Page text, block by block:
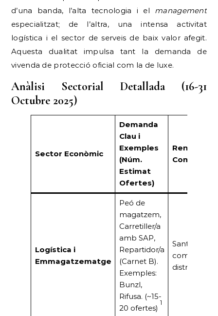
d’una banda, l’alta tecnologia i el management
especialitzat; de l’altra, una intensa activitat
logística i el sector de serveis de baix valor afegit.
Aquesta dualitat impulsa tant la demanda de
vivenda de protecció oficial com la de luxe.
Anàlisi Sectorial Detallada (16-31
Octubre 2025)
Sector Econòmic
Demanda
Clau i
Exemples
(Núm.
Estimat
Ofertes)
Comercial
Logística i
Emmagatzematge
Peó de
magatzem,
Carretiller/a
amb SAP,
Repartidor/a
(Carnet B).
Exemples:
Bunzl,
Rifusa. (~15-
20 ofertes)
1
Sant Boi es
com a node
distribució